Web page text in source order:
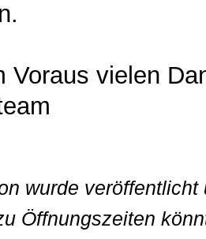
Voraus vielen
wurde
Öffnungszeiten